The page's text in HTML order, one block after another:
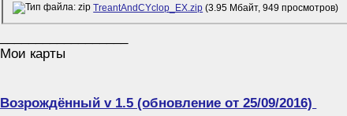
TreantAndCYclop_EX.zip (3.95 Мбайт, 949 просмотров)
Мои карты
Возрождённый v 1.5 (обновление от 25/09/2016)